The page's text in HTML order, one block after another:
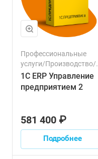
Профессиональные
услуги/Производство/
Строительство/
Управленческий учет/
Сельское хозяйство/
Логистика/Финансовый
сектор/Транспорт/
Налоги/Зарплата/
Персонал/Продажи/
Ресурсы
1С ERP Управление
предприятием 2
581 400 ₽
Подробнее